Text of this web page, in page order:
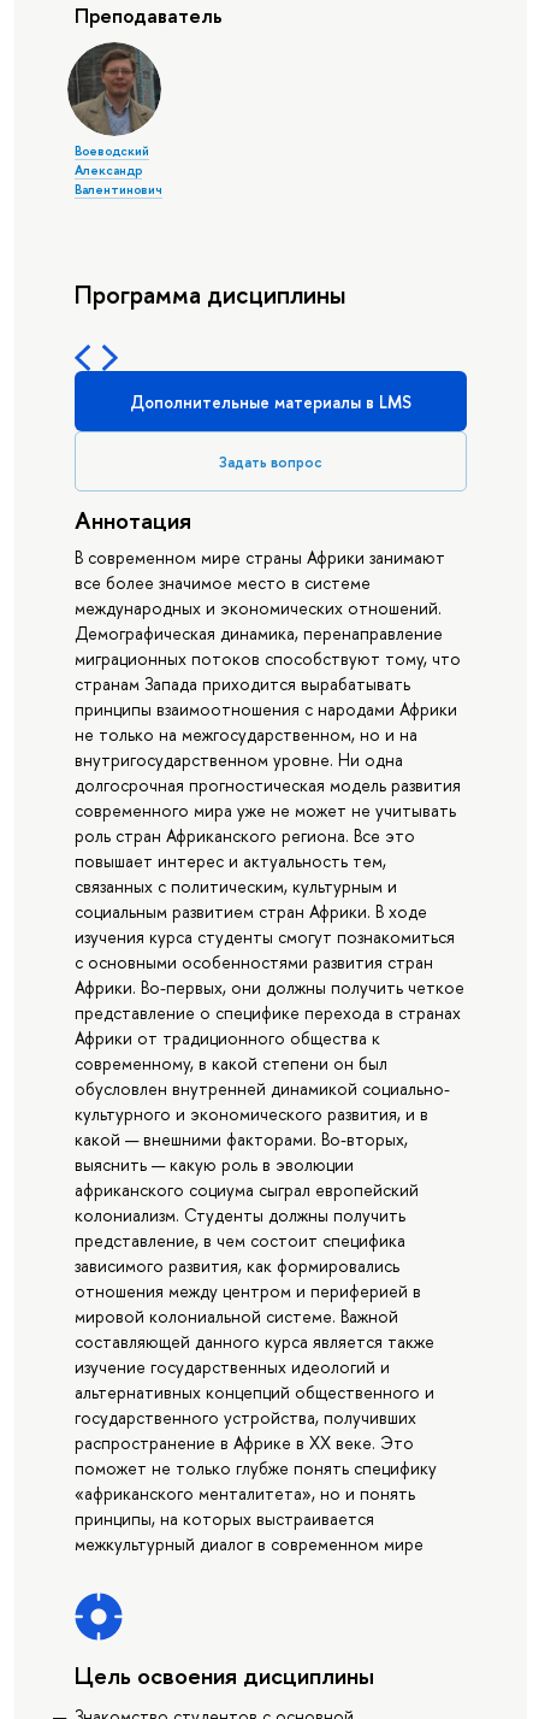
Преподаватель
Воеводский
Александр
Валентинович
Программа дисциплины
Дополнительные материалы в LMS
Задать вопрос
Аннотация
В современном мире страны Африки занимают
все более значимое место в системе
международных и экономических отношений.
Демографическая динамика, перенаправление
миграционных потоков способствуют тому, что
странам Запада приходится вырабатывать
принципы взаимоотношения с народами Африки
не только на межгосударственном, но и на
внутригосударственном уровне. Ни одна
долгосрочная прогностическая модель развития
современного мира уже не может не учитывать
роль стран Африканского региона. Все это
повышает интерес и актуальность тем,
связанных с политическим, культурным и
социальным развитием стран Африки. В ходе
изучения курса студенты смогут познакомиться
с основными особенностями развития стран
Африки. Во-первых, они должны получить четкое
представление о специфике перехода в странах
Африки от традиционного общества к
современному, в какой степени он был
обусловлен внутренней динамикой социально-
культурного и экономического развития, и в
какой — внешними факторами. Во-вторых,
выяснить — какую роль в эволюции
африканского социума сыграл европейский
колониализм. Студенты должны получить
представление, в чем состоит специфика
зависимого развития, как формировались
отношения между центром и периферией в
мировой колониальной системе. Важной
составляющей данного курса является также
изучение государственных идеологий и
альтернативных концепций общественного и
государственного устройства, получивших
распространение в Африке в XX веке. Это
поможет не только глубже понять специфику
«африканского менталитета», но и понять
принципы, на которых выстраивается
межкультурный диалог в современном мире
Цель освоения дисциплины